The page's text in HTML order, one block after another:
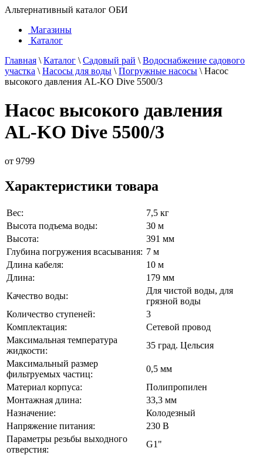
Альтернативный каталог ОБИ
Магазины
Каталог
Главная \ Каталог \ Садовый рай \ Водоснабжение садового
участка \ Насосы для воды \ Погружные насосы \ Насос
высокого давления AL-KO Dive 5500/3
Насос высокого давления
AL-KO Dive 5500/3
от 9799
Характеристики товара
Вес:
7,5 кг
Высота подъема воды:
30 м
Высота:
391 мм
Глубина погружения всасывания: 7 м
Длина кабеля:
10 м
Длина:
179 мм
Качество воды:
Для чистой воды, для
грязной воды
Количество ступеней:
3
Комплектация:
Сетевой провод
Максимальная температура
жидкости:
35 град. Цельсия
Максимальный размер
фильтруемых частиц:
0,5 мм
Материал корпуса:
Полипропилен
Монтажная длина:
33,3 мм
Назначение:
Колодезный
Напряжение питания:
230 В
Параметры резьбы выходного
отверстия:
G1"